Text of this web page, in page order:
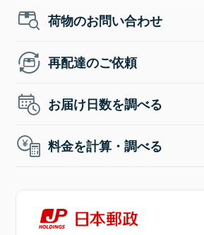
荷物のお問い合わせ
再配達のご依頼
お届け日数を調べる
料金を計算・調べる